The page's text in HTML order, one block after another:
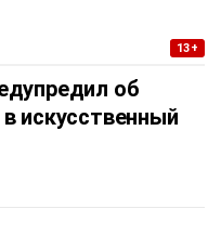
13+
об
искусственный